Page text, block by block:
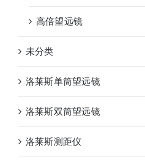
高倍望远镜
未分类
洛莱斯单筒望远镜
洛莱斯双筒望远镜
洛莱斯测距仪